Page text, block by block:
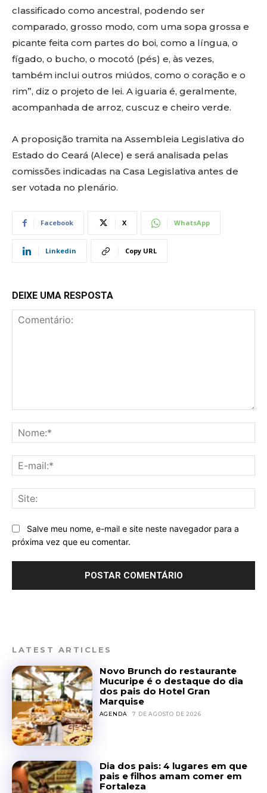
classificado como ancestral, podendo ser
comparado, grosso modo, com uma sopa grossa e
picante feita com partes do boi, como a língua, o
fígado, o bucho, o mocotó (pés) e, às vezes,
também inclui outros miúdos, como o coração e o
rim”, diz o projeto de lei. A iguaria é, geralmente,
acompanhada de arroz, cuscuz e cheiro verde.
A proposição tramita na Assembleia Legislativa do
Estado do Ceará (Alece) e será analisada pelas
comissões indicadas na Casa Legislativa antes de
ser votada no plenário.
Facebook X WhatsApp
Linkedin Copy URL
DEIXE UMA RESPOSTA
Salve meu nome, e-mail e site neste navegador para a
próxima vez que eu comentar.
LATEST ARTICLES
Novo Brunch do restaurante
Mucuripe é o destaque do dia
dos pais do Hotel Gran
Marquise
AGENDA 7 DE AGOSTO DE 2026
Dia dos pais: 4 lugares em que
pais e filhos amam comer em
Fortaleza